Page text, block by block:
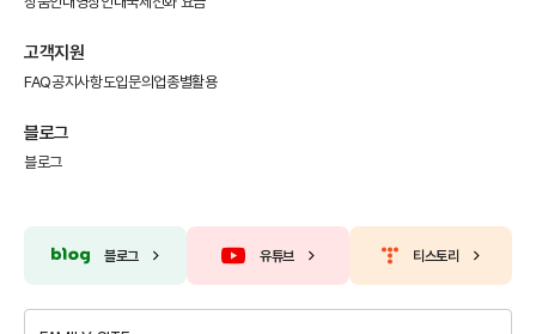
고객지원
FAQ공지사항도입문의 업종별활용
블로그
블로그
블로그 유튜브 티스토리